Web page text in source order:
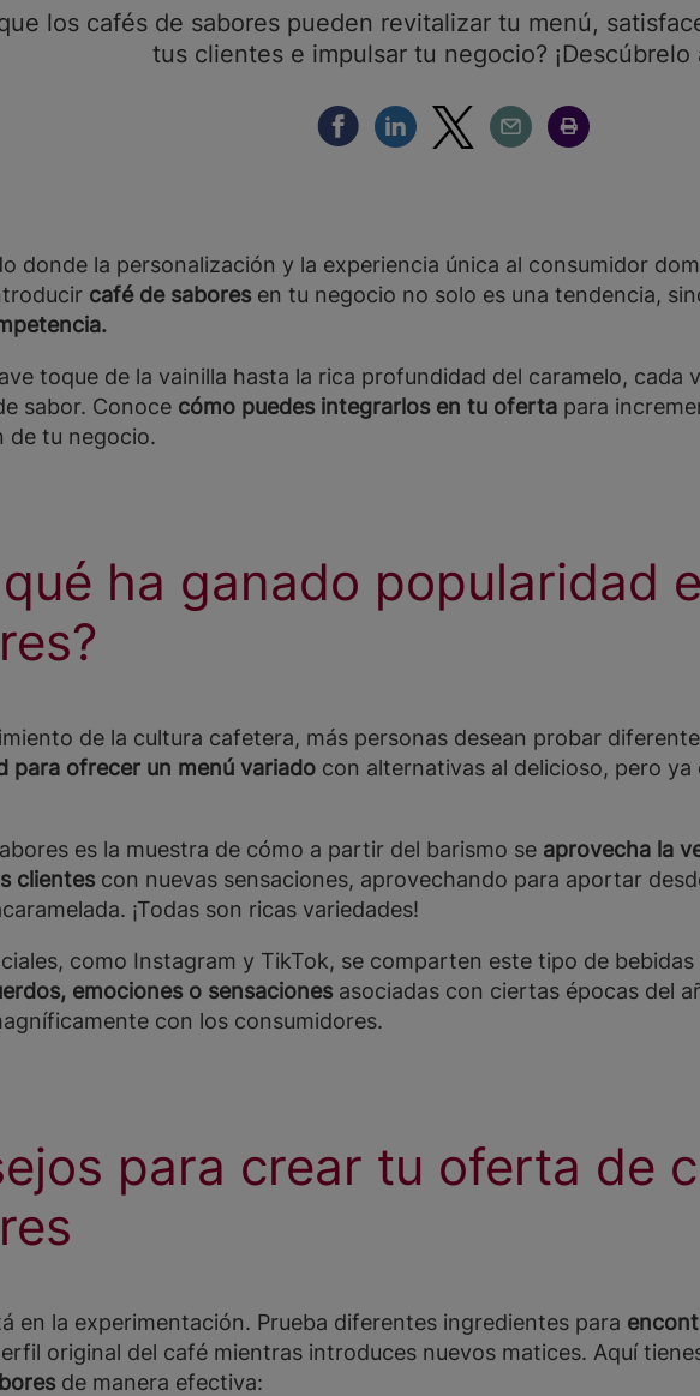
los cafés de sabores pueden revitalizar tu menú,
tus clientes e impulsar tu negocio? ¡Descúbrelo
Compartir Facebook
Compartir Linkedin
Compartir Twitter
Compartir Email
Compartir
donde la personalización y la experiencia única al consumidor
café de sabores en tu negocio no solo es una tendencia,
toque de la vainilla hasta la rica profundidad del caramelo, cada
sabor. Conoce cómo puedes integrarlos en tu oferta para
de tu negocio.
ha ganado popularidad
de la cultura cafetera, más personas desean probar
para ofrecer un menú variado con alternativas al delicioso, pero
es la muestra de cómo a partir del barismo se aprovecha la
clientes con nuevas sensaciones, aprovechando para aportar
¡Todas son ricas variedades!
como Instagram y TikTok, se comparten este tipo de
emociones o sensaciones asociadas con ciertas épocas del
con los consumidores.
para crear tu oferta de
en la experimentación. Prueba diferentes ingredientes para
original del café mientras introduces nuevos matices. Aquí
de manera efectiva: